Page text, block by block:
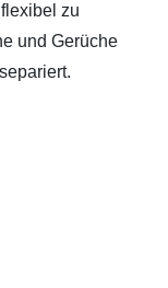
flexibel zu
und Gerüche